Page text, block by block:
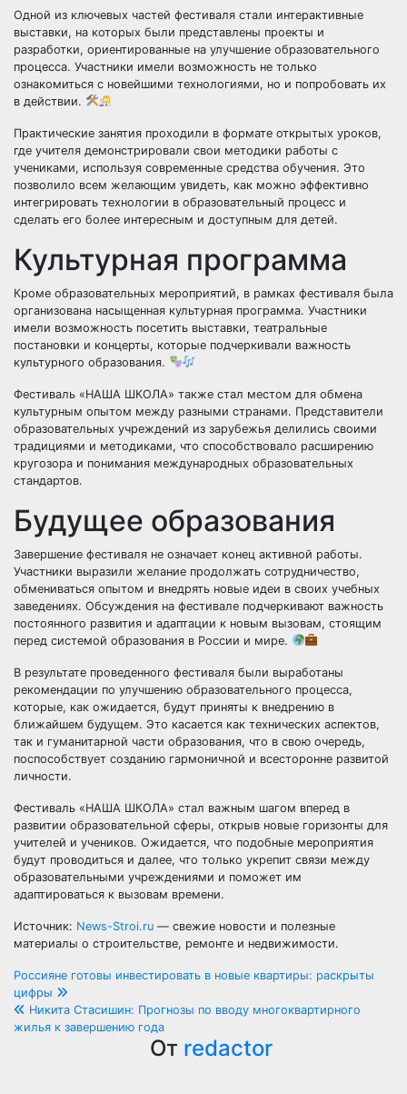
Одной из ключевых частей фестиваля стали интерактивные
выставки, на которых были представлены проекты и
разработки, ориентированные на улучшение образовательного
процесса. Участники имели возможность не только
ознакомиться с новейшими технологиями, но и попробовать их
в действии.
Практические занятия проходили в формате открытых уроков,
где учителя демонстрировали свои методики работы с
учениками, используя современные средства обучения. Это
позволило всем желающим увидеть, как можно эффективно
интегрировать технологии в образовательный процесс и
сделать его более интересным и доступным для детей.
Культурная программа
Кроме образовательных мероприятий, в рамках фестиваля была
организована насыщенная культурная программа. Участники
имели возможность посетить выставки, театральные
постановки и концерты, которые подчеркивали важность
культурного образования.
Фестиваль «НАША ШКОЛА» также стал местом для обмена
культурным опытом между разными странами. Представители
образовательных учреждений из зарубежья делились своими
традициями и методиками, что способствовало расширению
кругозора и понимания международных образовательных
стандартов.
Будущее образования
Завершение фестиваля не означает конец активной работы.
Участники выразили желание продолжать сотрудничество,
обмениваться опытом и внедрять новые идеи в своих учебных
заведениях. Обсуждения на фестивале подчеркивают важность
постоянного развития и адаптации к новым вызовам, стоящим
перед системой образования в России и мире.
В результате проведенного фестиваля были выработаны
рекомендации по улучшению образовательного процесса,
которые, как ожидается, будут приняты к внедрению в
ближайшем будущем. Это касается как технических аспектов,
так и гуманитарной части образования, что в свою очередь,
поспособствует созданию гармоничной и всесторонне развитой
личности.
Фестиваль «НАША ШКОЛА» стал важным шагом вперед в
развитии образовательной сферы, открыв новые горизонты для
учителей и учеников. Ожидается, что подобные мероприятия
будут проводиться и далее, что только укрепит связи между
образовательными учреждениями и поможет им
адаптироваться к вызовам времени.
Источник: News-Stroi.ru — свежие новости и полезные
материалы о строительстве, ремонте и недвижимости.
Навигация
по
Россияне готовы инвестировать в новые квартиры: раскрыты
цифры
Никита Стасишин: Прогнозы по вводу многоквартирного
жилья к завершению года
От redactor